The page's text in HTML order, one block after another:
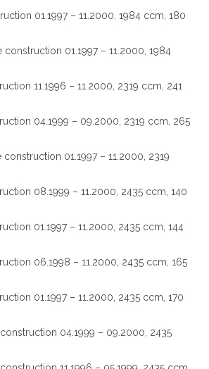
01.1997 – 11.2000, 1984 ccm, 180
01.1997 – 11.2000, 1984
11.1996 – 11.2000, 2319 ccm, 241
04.1999 – 09.2000, 2319 ccm, 265
01.1997 – 11.2000, 2319
08.1999 – 11.2000, 2435 ccm, 140
01.1997 – 11.2000, 2435 ccm, 144
06.1998 – 11.2000, 2435 ccm, 165
01.1997 – 11.2000, 2435 ccm, 170
04.1999 – 09.2000, 2435